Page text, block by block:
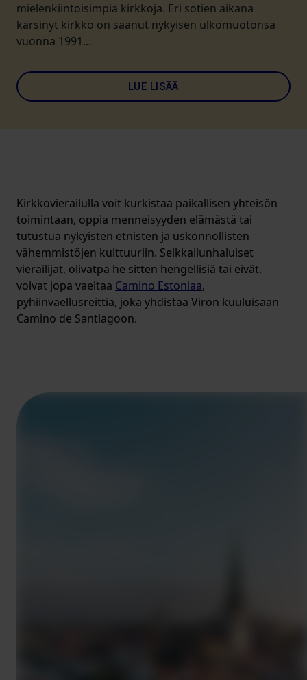
mielenkiintoisimpia kirkkoja. Eri sotien aikana
kärsinyt kirkko on saanut nykyisen ulkomuotonsa
vuonna 1991...
LUE LISÄÄ
Kirkkovierailulla voit kurkistaa paikallisen yhteisön
toimintaan, oppia menneisyyden elämästä tai
tutustua nykyisten etnisten ja uskonnollisten
vähemmistöjen kulttuuriin. Seikkailunhaluiset
vierailijat, olivatpa he sitten hengellisiä tai eivät,
voivat jopa vaeltaa Camino Estoniaa,
pyhiinvaellusreittiä, joka yhdistää Viron kuuluisaan
Camino de Santiagoon.